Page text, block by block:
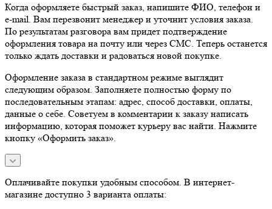
Когда оформляете быстрый заказ, напишите ФИО, телефон и
e-mail. Вам перезвонит менеджер и уточнит условия заказа.
По результатам разговора вам придет подтверждение
оформления товара на почту или через СМС. Теперь останется
только ждать доставки и радоваться новой покупке.
Оформление заказа в стандартном режиме выглядит
следующим образом. Заполняете полностью форму по
последовательным этапам: адрес, способ доставки, оплаты,
данные о себе. Советуем в комментарии к заказу написать
информацию, которая поможет курьеру вас найти. Нажмите
кнопку «Оформить заказ».
Оплачивайте покупки удобным способом. В интернет-
магазине доступно 3 варианта оплаты: